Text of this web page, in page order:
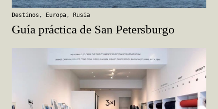
Destinos , Europa, Rusia
Guía práctica de San Petersburgo